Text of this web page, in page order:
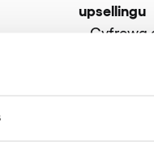
upsellingu
–